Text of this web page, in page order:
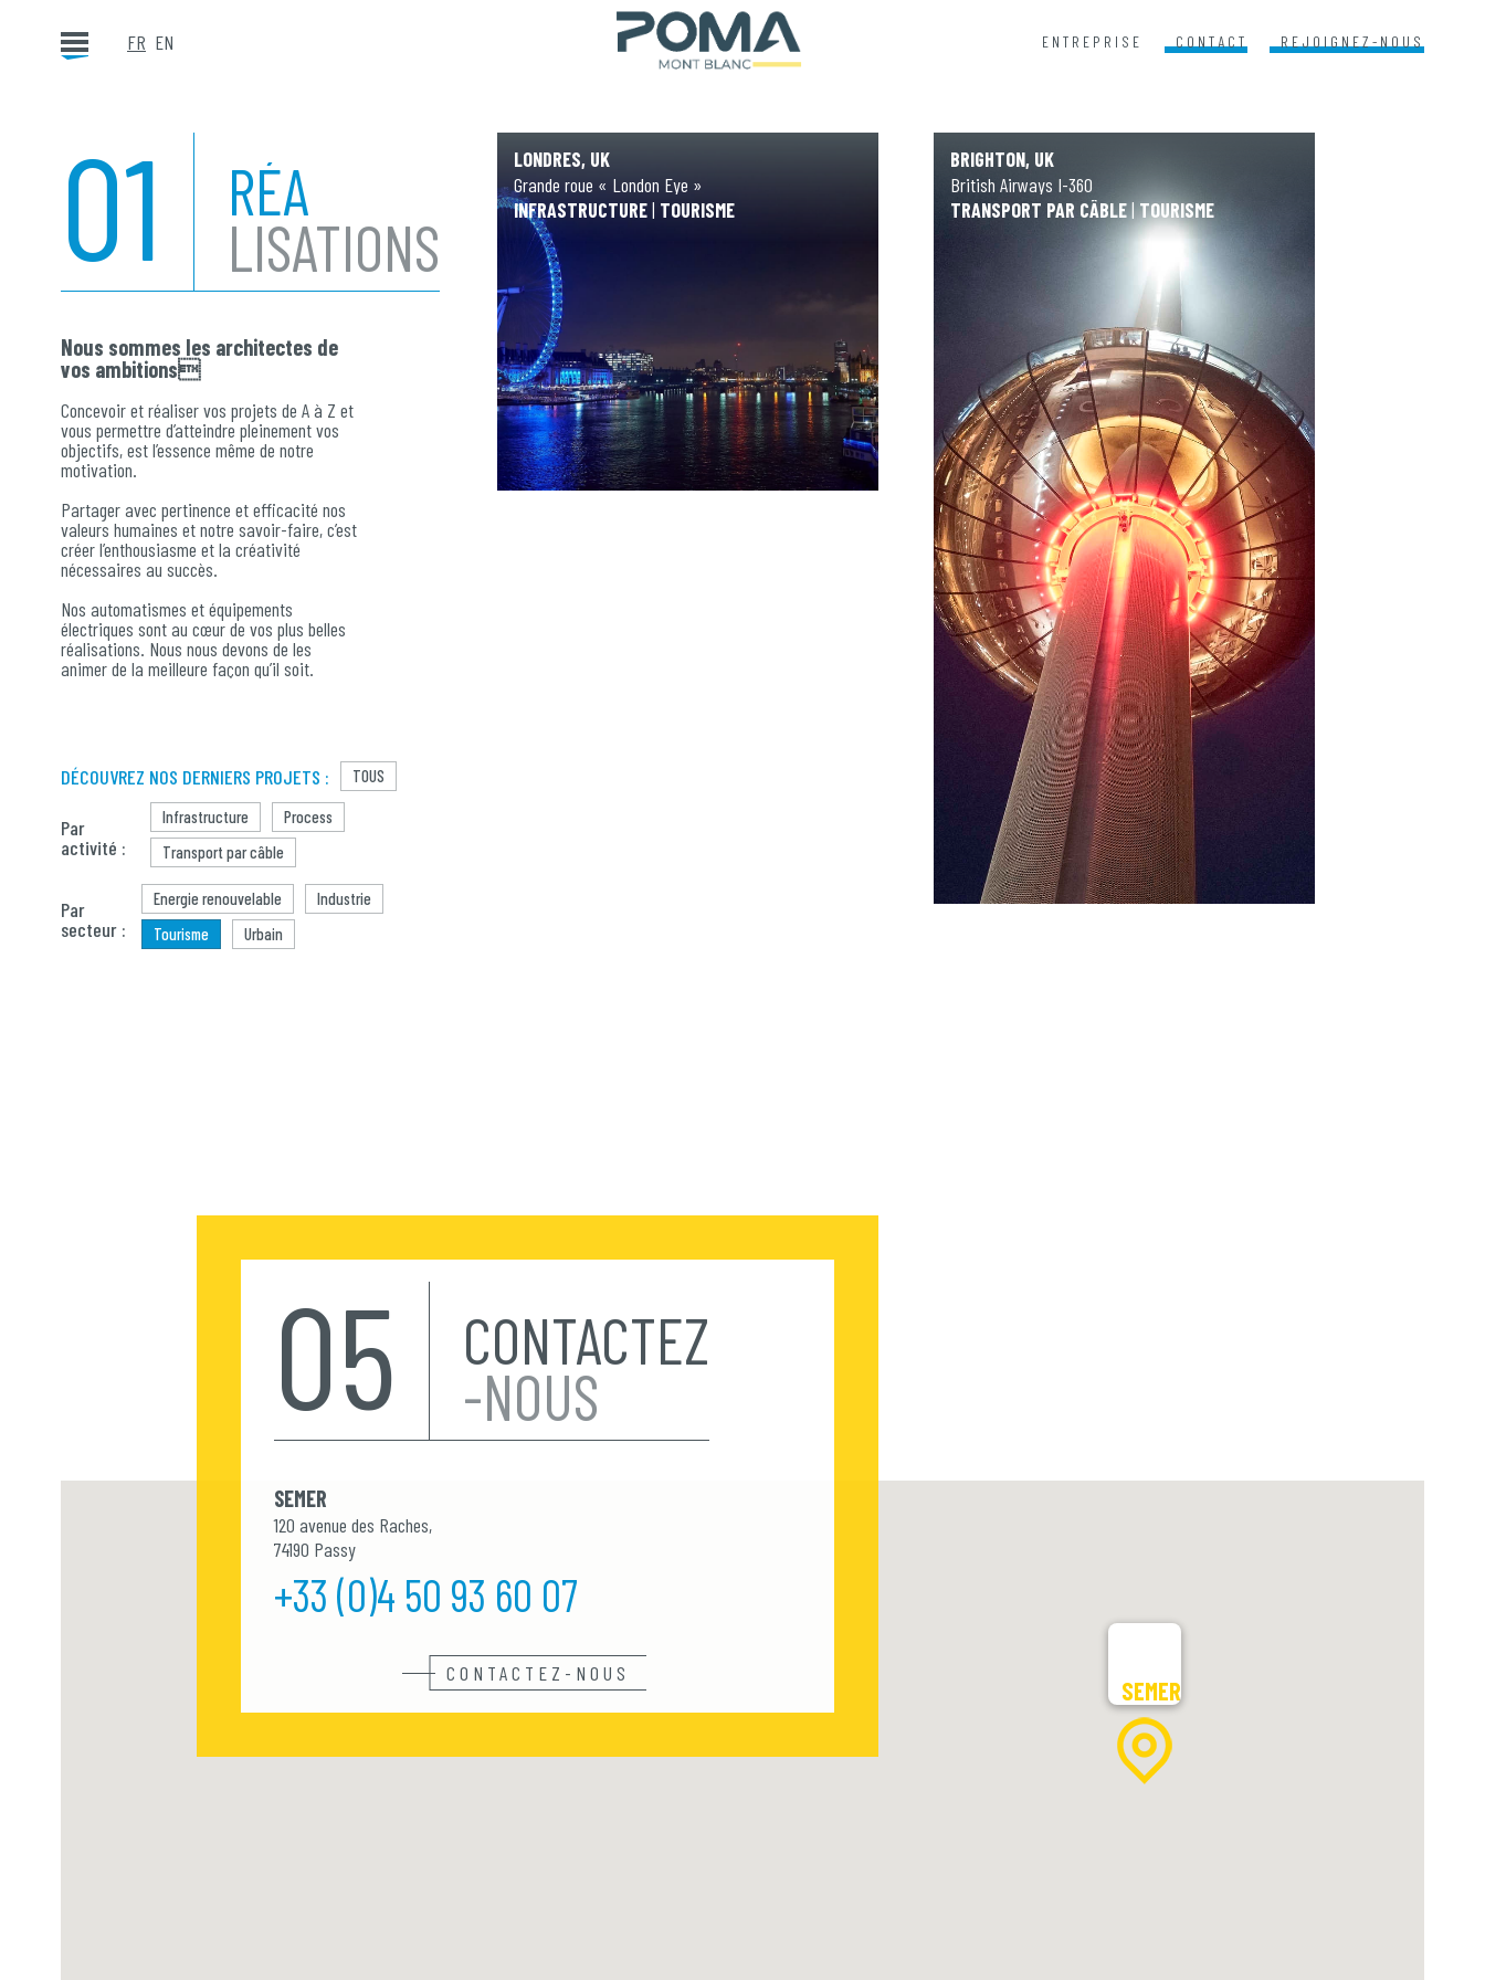
FR EN ENTREPRISE CONTACT REJOIGNEZ-NOUS
01 RÉA
LISATIONS
Nous sommes les architectes de
vos ambitions
Concevoir et réaliser vos projets de A à Z et
vous permettre d’atteindre pleinement vos
objectifs, est l’essence même de notre
motivation.
Partager avec pertinence et efficacité nos
valeurs humaines et notre savoir-faire, c’est
créer l’enthousiasme et la créativité
nécessaires au succès.
Nos automatismes et équipements
électriques sont au cœur de vos plus belles
réalisations. Nous nous devons de les
animer de la meilleure façon qu’il soit.
DÉCOUVREZ NOS DERNIERS PROJETS : TOUS
Par
activité :
Infrastructure
Process
Transport par câble
Par
secteur :
Energie renouvelable
Industrie
Tourisme
Urbain
LONDRES, UK
Grande roue « London Eye »
INFRASTRUCTURE| TOURISME
BRIGHTON, UK
British Airways I-360
TRANSPORT PAR CÂBLE|TOURISME
05 CONTACTEZ
-NOUS
SEMER
120 avenue des Raches,
74190 Passy
+33 (0)4 50 93 60 07
CONTACTEZ-NOUS
SEMER